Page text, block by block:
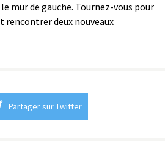
mur de gauche. Tournez-vous pour
rencontrer deux nouveaux
Partager sur Twitter